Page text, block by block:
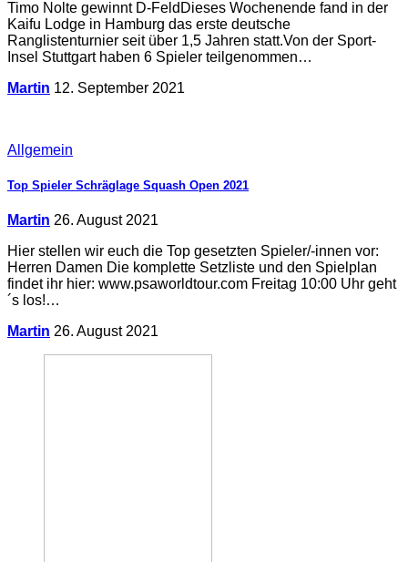
Timo Nolte gewinnt D-FeldDieses Wochenende fand in der
Kaifu Lodge in Hamburg das erste deutsche
Ranglistenturnier seit über 1,5 Jahren statt.Von der Sport-
Insel Stuttgart haben 6 Spieler teilgenommen…
Martin 12. September 2021
Allgemein
Top Spieler Schräglage Squash Open 2021
Martin 26. August 2021
Hier stellen wir euch die Top gesetzten Spieler/-innen vor:
Herren Damen Die komplette Setzliste und den Spielplan
findet ihr hier: www.psaworldtour.com Freitag 10:00 Uhr geht
´s los!…
Martin 26. August 2021